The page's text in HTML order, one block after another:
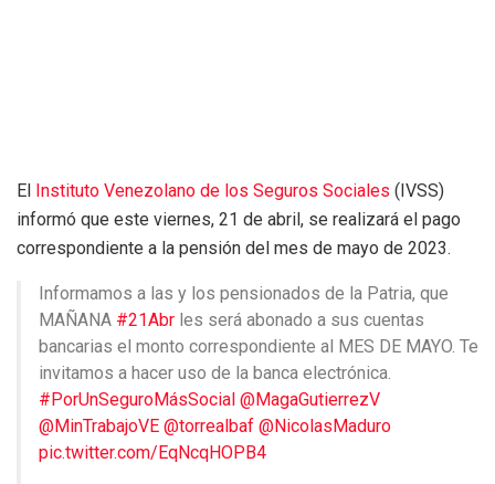
El Instituto Venezolano de los Seguros Sociales (IVSS)
informó que este viernes, 21 de abril, se realizará el pago
correspondiente a la pensión del mes de mayo de 2023.
Informamos a las y los pensionados de la Patria, que
MAÑANA #21Abr les será abonado a sus cuentas
bancarias el monto correspondiente al MES DE MAYO. Te
invitamos a hacer uso de la banca electrónica.
#PorUnSeguroMásSocial @MagaGutierrezV
@MinTrabajoVE @torrealbaf @NicolasMaduro
pic.twitter.com/EqNcqHOPB4